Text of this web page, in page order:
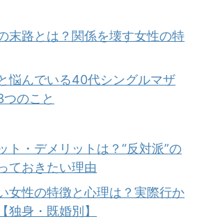
末路とは？関係を壊す女性の特
悩んでいる40代シングルマザ
のこと
ト・デメリットは？“反対派”の
ておきたい理由
女性の特徴と心理は？実際行か
独身・既婚別】